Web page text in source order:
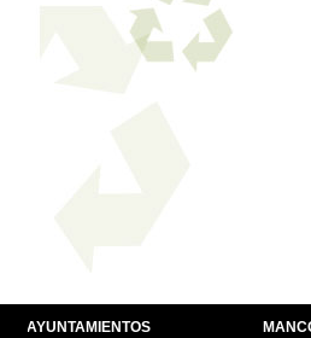
AYUNTAMIENTOS